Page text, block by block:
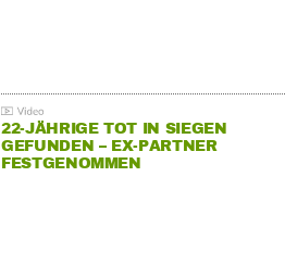
22-JÄHRIGE TOT IN SIEGEN
GEFUNDEN – EX-PARTNER
FESTGENOMMEN